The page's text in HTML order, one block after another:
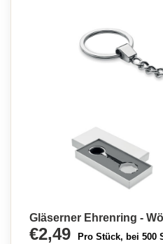
Gläserner Ehrenring -
€2,49 Pro Stück, bei 500